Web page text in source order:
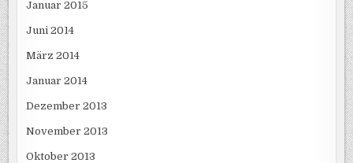
Januar 2015
Juni 2014
März 2014
Januar 2014
Dezember 2013
November 2013
Oktober 2013